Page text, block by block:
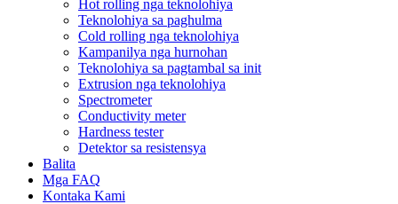
Hot rolling nga teknolohiya
Teknolohiya sa paghulma
Cold rolling nga teknolohiya
Kampanilya nga hurnohan
Teknolohiya sa pagtambal sa init
Extrusion nga teknolohiya
Spectrometer
Conductivity meter
Hardness tester
Detektor sa resistensya
Balita
Mga FAQ
Kontaka Kami